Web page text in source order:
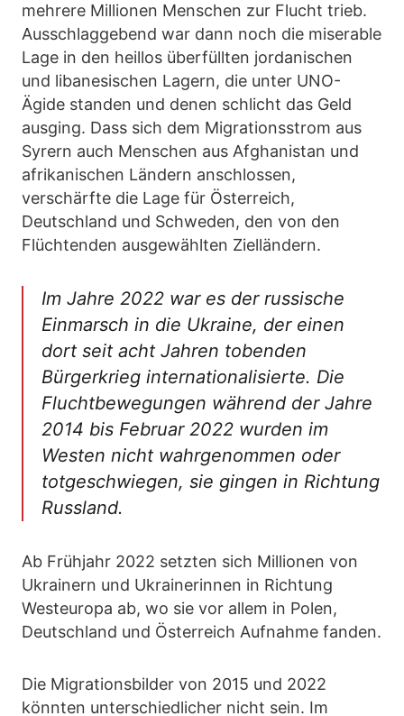
mehrere Millionen Menschen zur Flucht trieb.
Ausschlaggebend war dann noch die miserable
Lage in den heillos überfüllten jordanischen
und libanesischen Lagern, die unter UNO-
Ägide standen und denen schlicht das Geld
ausging. Dass sich dem Migrationsstrom aus
Syrern auch Menschen aus Afghanistan und
afrikanischen Ländern anschlossen,
verschärfte die Lage für Österreich,
Deutschland und Schweden, den von den
Flüchtenden ausgewählten Zielländern.
Im Jahre 2022 war es der russische
Einmarsch in die Ukraine, der einen
dort seit acht Jahren tobenden
Bürgerkrieg internationalisierte. Die
Fluchtbewegungen während der Jahre
2014 bis Februar 2022 wurden im
Westen nicht wahrgenommen oder
totgeschwiegen, sie gingen in Richtung
Russland.
Ab Frühjahr 2022 setzten sich Millionen von
Ukrainern und Ukrainerinnen in Richtung
Westeuropa ab, wo sie vor allem in Polen,
Deutschland und Österreich Aufnahme fanden.
Die Migrationsbilder von 2015 und 2022
könnten unterschiedlicher nicht sein. Im